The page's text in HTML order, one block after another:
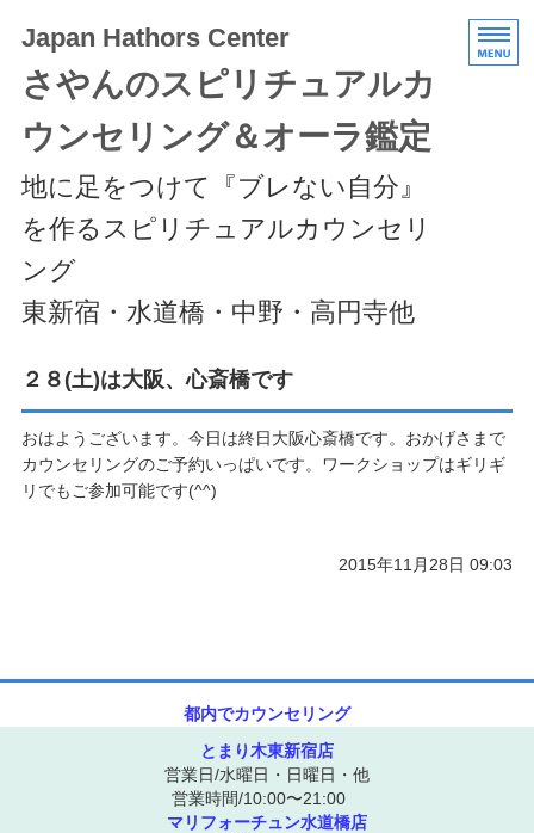
Japan Hathors Center
さやんのスピリチュアルカ
ウンセリング＆オーラ鑑定
地に足をつけて『ブレない自分』
を作るスピリチュアルカウンセリ
ング
東新宿・水道橋・中野・高円寺他
HOME
エキスパートクラス
２８(土)は大阪、心斎橋です
おはようございます。今日は終日大阪心斎橋です。おかげさまで
カウンセリングのご予約いっぱいです。ワークショップはギリギ
リでもご参加可能です(^^)
2015年11月28日 09:03
都内でカウンセリング
とまり木東新宿店
営業日/水曜日・日曜日・他
営業時間/10:00〜21:00
マリフォーチュン水道橋店